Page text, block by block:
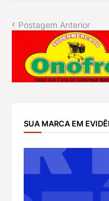
Postagem Anterior
SUA MARCA EM